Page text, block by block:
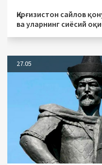
Қирғизистон сайлов
ва уларнинг сиёсий
27.05